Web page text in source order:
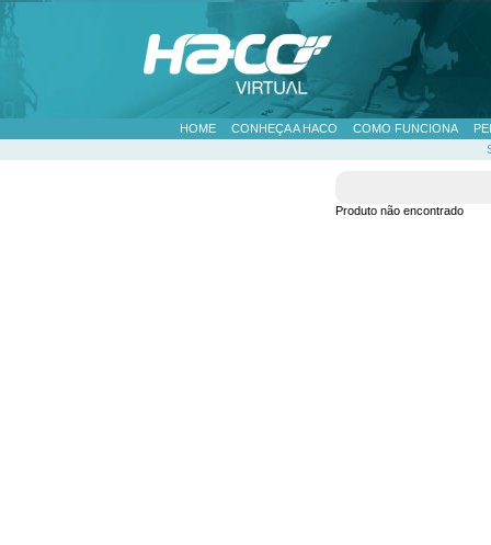
HOME CONHEÇA A HACO COMO FUNCIONA
Produto não encontrado